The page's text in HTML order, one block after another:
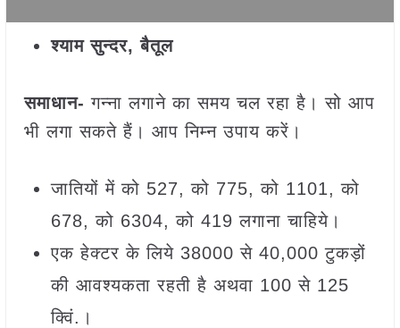
श्याम सुन्दर, बैतूल
समाधान- गन्ना लगाने का समय चल रहा है। सो आप
भी लगा सकते हैं। आप निम्न उपाय करें।
जातियों में को 527, को 775, को 1101, को
678, को 6304, को 419 लगाना चाहिये।
एक हेक्टर के लिये 38000 से 40,000 टुकड़ों
की आवश्यकता रहती है अथवा 100 से 125
क्विं.।